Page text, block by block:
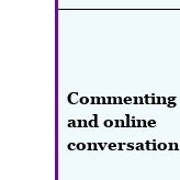
Commenting
and online
conversation